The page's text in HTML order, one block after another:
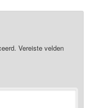
Vereiste velden